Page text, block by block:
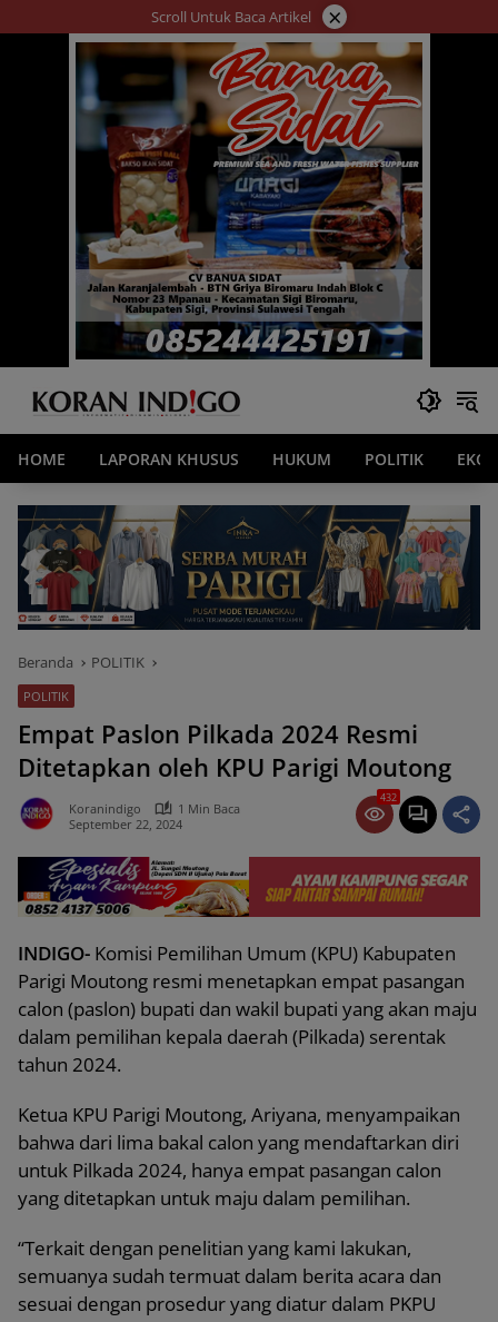
ke
Scroll Untuk Baca Artikel ×
HOME LAPORAN KHUSUS HUKUM POLITIK
Beranda POLITIK
POLITIK
Empat Paslon Pilkada 2024 Resmi
Ditetapkan oleh KPU Parigi Moutong
Koranindigo
1 Min Baca
September 22, 2024
432
INDIGO- Komisi Pemilihan Umum (KPU) Kabupaten
Parigi Moutong resmi menetapkan empat pasangan
calon (paslon) bupati dan wakil bupati yang akan maju
dalam pemilihan kepala daerah (Pilkada) serentak
tahun 2024.
Ketua KPU Parigi Moutong, Ariyana, menyampaikan
bahwa dari lima bakal calon yang mendaftarkan diri
untuk Pilkada 2024, hanya empat pasangan calon
yang ditetapkan untuk maju dalam pemilihan.
“Terkait dengan penelitian yang kami lakukan,
semuanya sudah termuat dalam berita acara dan
sesuai dengan prosedur yang diatur dalam PKPU